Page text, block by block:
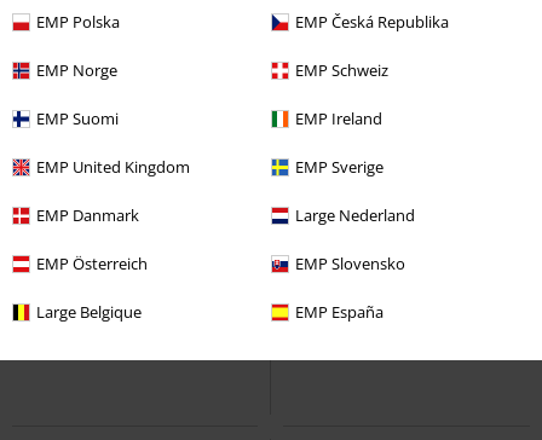
EMP Polska EMP Česká Republika
EMP Norge EMP Schweiz
EMP Suomi EMP Ireland
EMP United Kingdom EMP Sverige
EMP Danmark Large Nederland
EMP Österreich EMP Slovensko
Large Belgique EMP España